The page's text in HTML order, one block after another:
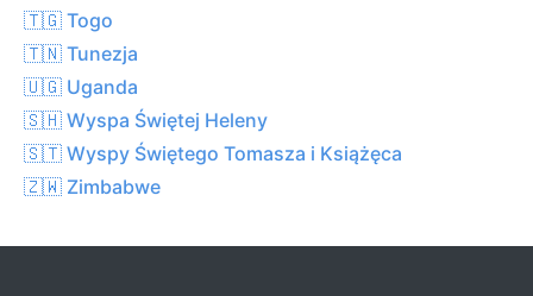
🇹🇬 Togo
🇹🇳 Tunezja
🇺🇬 Uganda
🇸🇭 Wyspa Świętej Heleny
🇸🇹 Wyspy Świętego Tomasza i Książęca
🇿🇼 Zimbabwe